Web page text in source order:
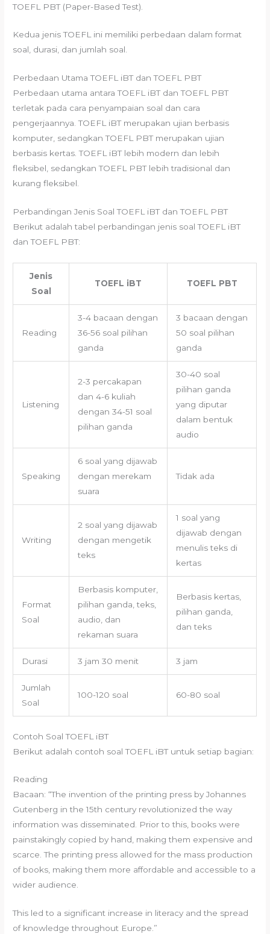
TOEFL PBT (Paper-Based Test).
Kedua jenis TOEFL ini memiliki perbedaan dalam format
soal, durasi, dan jumlah soal.
Perbedaan Utama TOEFL iBT dan TOEFL PBT
Perbedaan utama antara TOEFL iBT dan TOEFL PBT
terletak pada cara penyampaian soal dan cara
pengerjaannya. TOEFL iBT merupakan ujian berbasis
komputer, sedangkan TOEFL PBT merupakan ujian
berbasis kertas. TOEFL iBT lebih modern dan lebih
fleksibel, sedangkan TOEFL PBT lebih tradisional dan
kurang fleksibel.
Perbandingan Jenis Soal TOEFL iBT dan TOEFL PBT
Berikut adalah tabel perbandingan jenis soal TOEFL iBT
dan TOEFL PBT:
Jenis
Soal
TOEFL iBT TOEFL PBT
Reading
3-4 bacaan dengan
36-56 soal pilihan
ganda
3 bacaan dengan
50 soal pilihan
ganda
Listening
2-3 percakapan
dan 4-6 kuliah
dengan 34-51 soal
pilihan ganda
30-40 soal
pilihan ganda
yang diputar
dalam bentuk
audio
Speaking
6 soal yang dijawab
dengan merekam
suara
Tidak ada
Writing
2 soal yang dijawab
dengan mengetik
teks
1 soal yang
dijawab dengan
menulis teks di
kertas
Format
Soal
Berbasis komputer,
pilihan ganda, teks,
audio, dan
rekaman suara
Berbasis kertas,
pilihan ganda,
dan teks
Durasi 3 jam 30 menit 3 jam
Jumlah
Soal
100-120 soal 60-80 soal
Contoh Soal TOEFL iBT
Berikut adalah contoh soal TOEFL iBT untuk setiap bagian:
Reading
Bacaan: “The invention of the printing press by Johannes
Gutenberg in the 15th century revolutionized the way
information was disseminated. Prior to this, books were
painstakingly copied by hand, making them expensive and
scarce. The printing press allowed for the mass production
of books, making them more affordable and accessible to a
wider audience.
This led to a significant increase in literacy and the spread
of knowledge throughout Europe.”